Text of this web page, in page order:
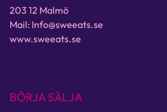
203 12 Malmö
Mail: Info@sweeats.se
www.sweeats.se
BÖRJA SÄLJA